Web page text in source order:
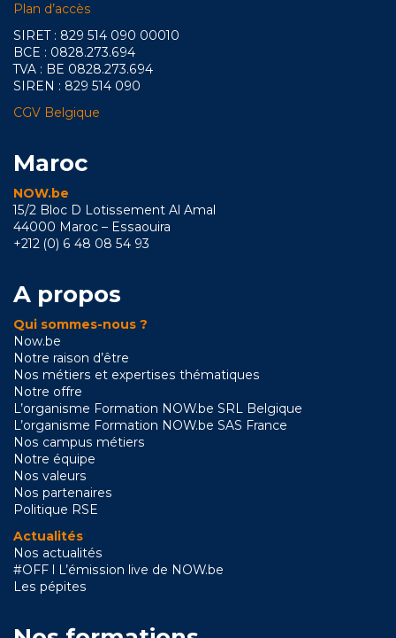
Plan d’accès
SIRET : 829 514 090 00010
BCE : 0828.273.694
TVA : BE 0828.273.694
SIREN : 829 514 090
CGV Belgique
Maroc
NOW.be
15/2 Bloc D Lotissement Al Amal
44000 Maroc – Essaouira
+212 (0) 6 48 08 54 93
A propos
Qui sommes-nous ?
Now.be
Notre raison d’être
Nos métiers et expertises thématiques
Notre offre
L’organisme Formation NOW.be SRL Belgique
L’organisme Formation NOW.be SAS France
Nos campus métiers
Notre équipe
Nos valeurs
Nos partenaires
Politique RSE
Actualités
Nos actualités
#OFF l L’émission live de NOW.be
Les pépites